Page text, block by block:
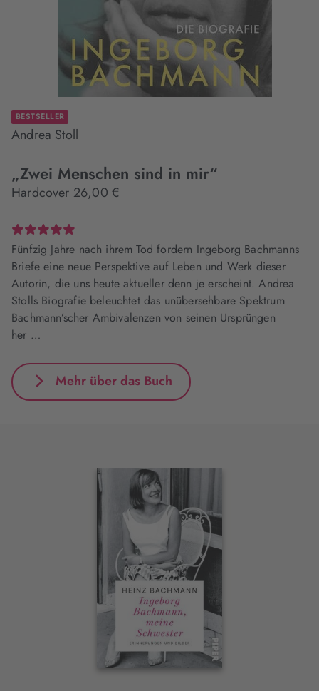
BESTSELLER
Andrea Stoll
„Zwei Menschen sind in mir“
Hardcover 26,00 €
Fünfzig Jahre nach ihrem Tod fordern Ingeborg Bachmanns
Briefe eine neue Perspektive auf Leben und Werk dieser
Autorin, die uns heute aktueller denn je erscheint. Andrea
Stolls Biografie beleuchtet das unübersehbare Spektrum
Bachmann’scher Ambivalenzen von seinen Ursprüngen
her …
Mehr über das Buch
Interaktives